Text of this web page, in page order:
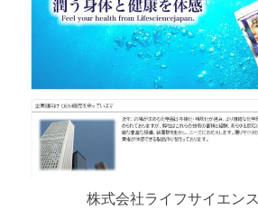
株式会社ライフサイエン